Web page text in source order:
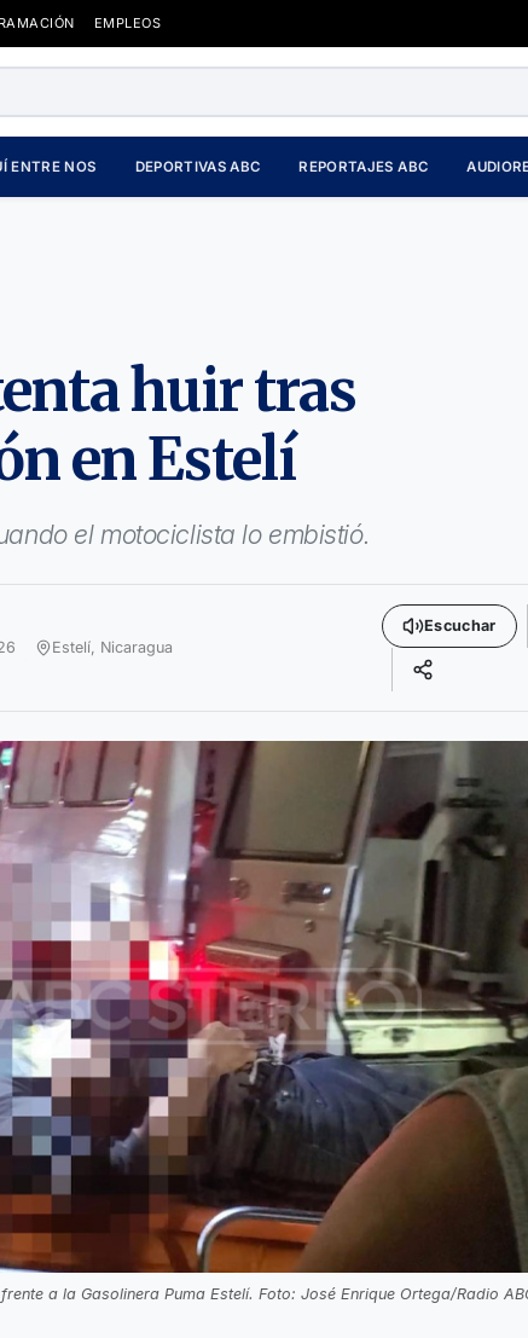
EMPLEOS
ENTRE NOS DEPORTIVAS ABC REPORTAJES ABC
huir tras
en Estelí
el motociclista lo embistió.
Estelí, Nicaragua
Escuchar
a la Gasolinera Puma Estelí. Foto: José Enrique Ortega/Radio